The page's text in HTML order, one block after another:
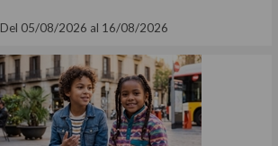
Del 05/08/2026 al 16/08/2026